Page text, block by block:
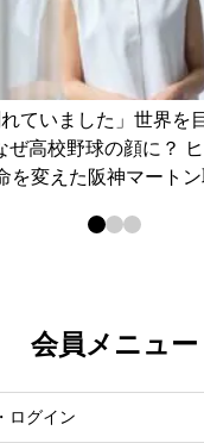
れていました」世界を
ぜ高校野球の顔に？
を変えた阪神マート
会員メニュー
ログイン